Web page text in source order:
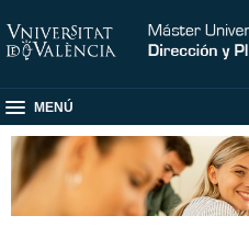
MENÚ